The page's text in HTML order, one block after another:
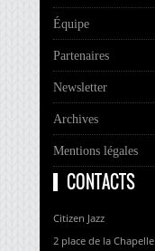
Équipe
Partenaires
Newsletter
Archives
Mentions légales
CONTACTS
Citizen Jazz
2 place de la Chapelle